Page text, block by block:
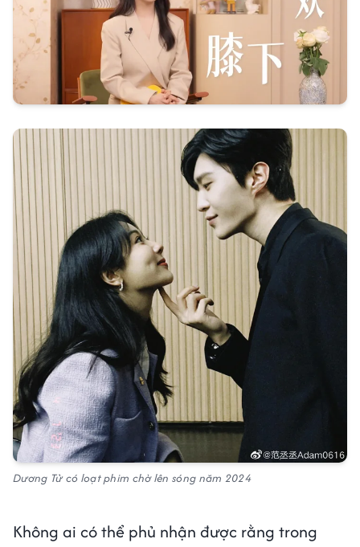
Dương Tử có loạt phim chờ lên sóng năm 2024
Không ai có thể phủ nhận được rằng trong